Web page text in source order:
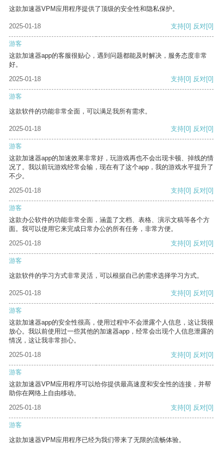
这款加速器VPM应用程序提供了顶级的安全性和隐私保护。
2025-01-18 支持[0] 反对[0]
游客
这款加速器app的客服很贴心，遇到问题都能及时解决，服务态度非常
好。
2025-01-18
支持[0] 反对[0]
游客
这款软件的功能非常全面，可以满足我所有需求。
2025-01-18 支持[0] 反对[0]
游客
这款加速器app的加速效果非常好，玩游戏再也不会出现卡顿、掉线的情
况了。我以前玩游戏经常会输，现在有了这个app，我的游戏水平提升了
不少。
2025-01-18
支持[0] 反对[0]
游客
这款办公软件的功能非常全面，涵盖了文档、表格、演示文稿等各个方
面。我可以使用它来完成日常办公的所有任务，非常方便。
2025-01-18
支持[0] 反对[0]
游客
这款软件的学习方式非常灵活，可以根据自己的需求选择学习方式。
2025-01-18 支持[0] 反对[0]
游客
这款加速器app的安全性很高，使用过程中不会泄露个人信息，这让我很
放心。我以前使用过一些其他的加速器app，经常会出现个人信息泄露的
情况，这让我非常担心。
2025-01-18
支持[0] 反对[0]
游客
这款加速器VPM应用程序可以给你提供最高速度和安全性的连接，并帮
助你在网络上自由移动。
2025-01-18
支持[0] 反对[0]
游客
这款加速器VPM应用程序已经为我们带来了无限的流畅体验。